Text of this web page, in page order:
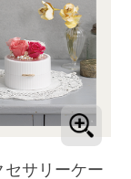
サリーケー